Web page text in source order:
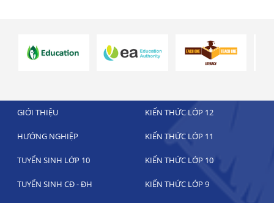
GIỚI THIỆU KIẾN THỨC LỚP 12
HƯỚNG NGHIỆP KIẾN THỨC LỚP 11
TUYỂN SINH LỚP 10 KIẾN THỨC LỚP 10
TUYỂN SINH CĐ - ĐH KIẾN THỨC LỚP 9